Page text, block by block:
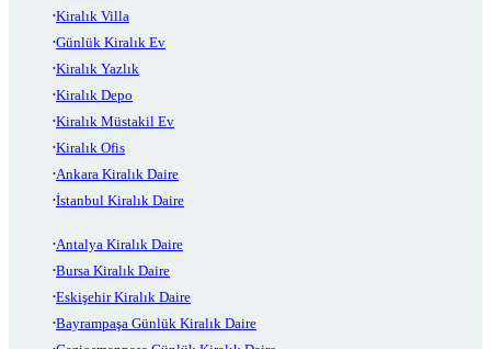
Kiralık Villa
Günlük Kiralık Ev
Kiralık Yazlık
Kiralık Depo
Kiralık Müstakil Ev
Kiralık Ofis
Ankara Kiralık Daire
İstanbul Kiralık Daire
Antalya Kiralık Daire
Bursa Kiralık Daire
Eskişehir Kiralık Daire
Bayrampaşa Günlük Kiralık Daire